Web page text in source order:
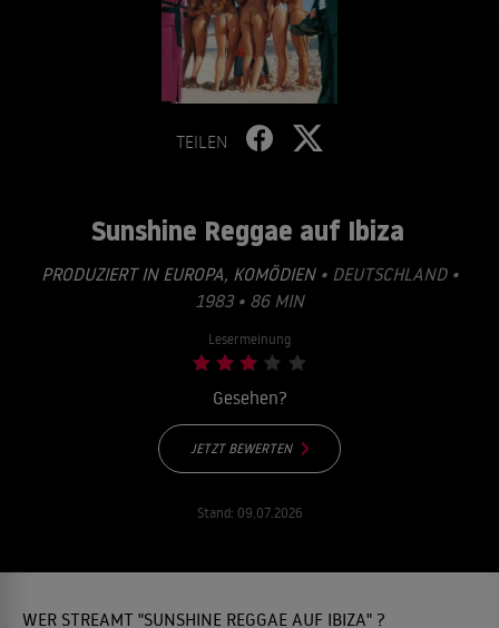
TEILEN
Sunshine Reggae auf Ibiza
PRODUZIERT IN EUROPA, KOMÖDIEN• DEUTSCHLAND •
1983 • 86 MIN
Lesermeinung
Gesehen?
JETZT BEWERTEN
Stand: 09.07.2026
WER STREAMT "SUNSHINE REGGAE AUF IBIZA" ?